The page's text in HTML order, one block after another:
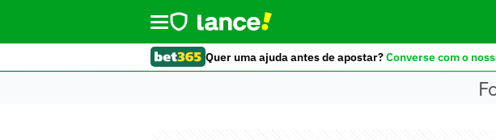
Quer uma ajuda antes de apostar?Converse com o